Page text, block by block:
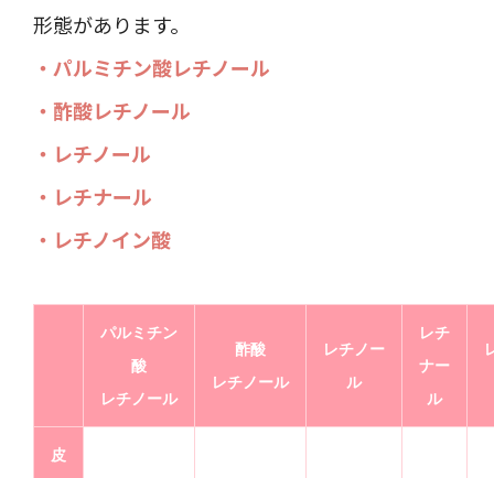
形態があります。
・パルミチン酸レチノール
・酢酸レチノール
・レチノール
・レチナール
・レチノイン酸
パルミチン
酸
レチノール
酢酸
レチノール
レチノー
ル
レチ
ナー
ル
皮